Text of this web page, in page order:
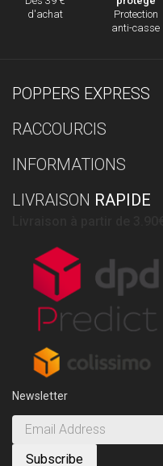
d'achat
Protection
anti-casse
POPPERS EXPRESS
RACCOURCIS
INFORMATIONS
LIVRAISON RAPIDE
Newsletter